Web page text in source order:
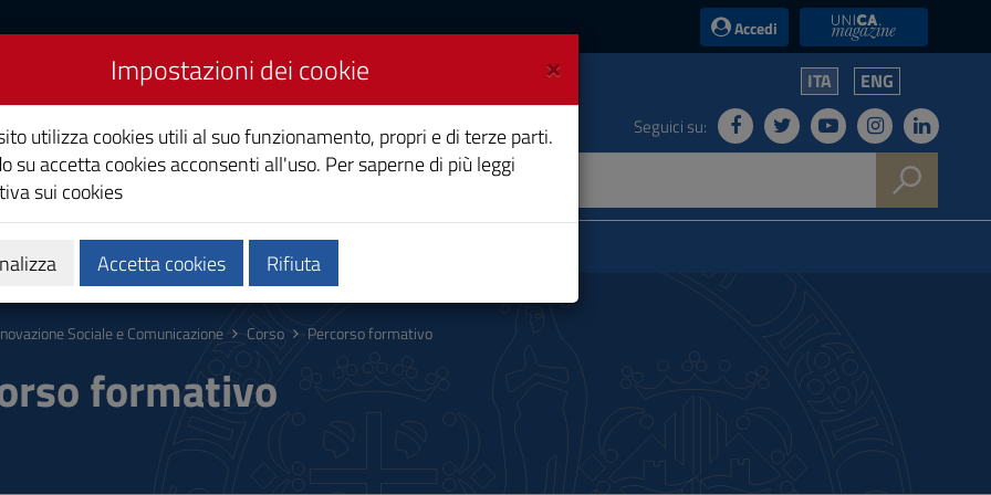
Accedi UniCA News
e Comunicazione
ITA ENG
Seguici su:
Calendari e orari Qualità e miglioramento
Sociale e Comunicazione Corso Percorso formativo
formativo
×
Impostazioni dei cookie
utilizza cookies utili al suo funzionamento, propri e di terze parti.
su accetta cookies acconsenti all'uso. Per saperne di più leggi
sui cookies
Accetta cookies Rifiuta